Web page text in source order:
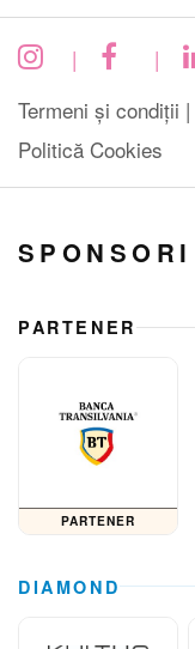
| |
Termeni și condiții |
Politică Cookies
SPONSORI
PARTENER
PARTENER
DIAMOND